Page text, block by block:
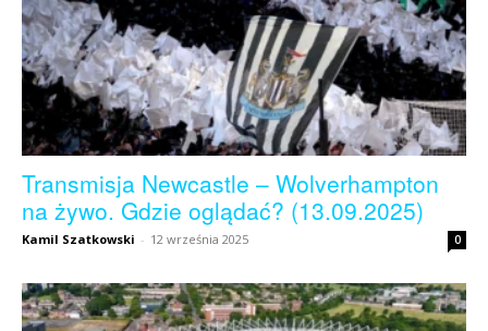
Transmisja Newcastle – Wolverhampton
na żywo. Gdzie oglądać? (13.09.2025)
Kamil Szatkowski - 12 września 2025 0